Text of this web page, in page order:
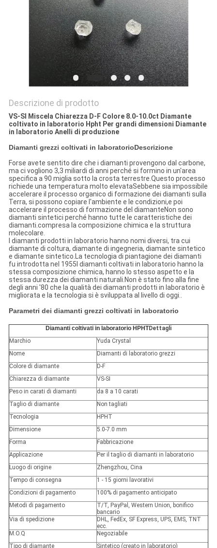
Descrizione di prodotto
VS-SI Miscela Chiarezza D-F Colore 8.0-10.0ct Diamante
coltivato in laboratorio Hpht Per grandi dimensioni Diamante
in laboratorio Anelli di produzione
Diamanti grezzi coltivati in laboratorioDescrizione
Forse avete sentito dire che i diamanti provengono dal carbone,
ma ci vogliono 3,3 miliardi di anni perché si formino in un'area
specifica a 90 miglia sotto la crosta terrestre.Questo processo
richiede una temperatura molto elevataSebbene sia impossibile
accelerare il processo organico di formazione dei diamanti sulla
Terra, si possono copiare l'ambiente e le condizioni,e poi
accelerare il processo di formazione del diamanteNon sono
diamanti sintetici perché hanno tutte le caratteristiche dei
diamanti.compresa la composizione chimica e la struttura
molecolare.
I diamanti prodotti in laboratorio hanno nomi diversi, tra cui
diamante di coltura, diamante di ingegneria, diamante sintetico
e diamante sintetico.La tecnologia di piantagione dei diamanti
fu introdotta nel 1955I diamanti coltivati in laboratorio hanno la
stessa composizione chimica, hanno lo stesso aspetto e la
stessa durezza dei diamanti naturali.Non è stato fino alla fine
degli anni '80 che la qualità dei diamanti prodotti in laboratorio è
migliorata e la tecnologia si è sviluppata al livello di oggi..
Parametri dei diamanti grezzi coltivati in laboratorio
Diamanti coltivati in laboratorio HPHTDettagli
Marchio
Yuda Crystal
Nome
Diamanti di laboratorio grezzi
Colore di diamante
D-F
Chiarezza di diamante
VS-SI
Peso in carati di diamanti
da 8 a 10 carati
Taglio di diamante
Non tagliati
Tecnologia
HPHT
Dimensione
5.0-7.0 mm
Forma
Fabbricazione
Applicazione
Per il taglio di diamanti in laboratorio
Luogo di origine
Zhengzhou, Cina
Tempo di consegna
1 - 15 giorni lavorativi
Condizioni di pagamento
100% di pagamento anticipato
Metodi di pagamento
T/T, PayPal, Western Union, bonifico
bancario
Via di spedizione
DHL, FedEx, SF Express, UPS, EMS, TNT
ecc.
M.O.Q
Negoziabile
Tipo di diamante
Sintetico (creato in laboratorio)